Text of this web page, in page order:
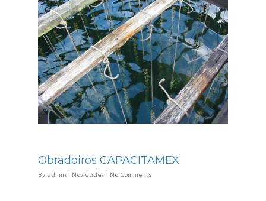
Obradoiros CAPACITAMEX
By admin | Novidades | No Comments